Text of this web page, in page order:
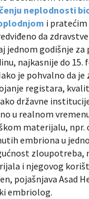
neplodnosti
i pratećim
da
jednom godišnje za
najkasnije do 15.
je pohvalno da je
registara,
državne
u realnom
materijalu, npr.
embriona u
zloupotreba,
i njegovog
pojašnjava Asad
embriolog.